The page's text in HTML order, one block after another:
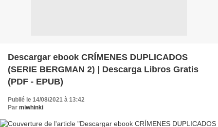
Descargar ebook CRÍMENES DUPLICADOS
(SERIE BERGMAN 2) | Descarga Libros Gratis
(PDF - EPUB)
Publié le 14/08/2021 à 13:42
Par miwhinki